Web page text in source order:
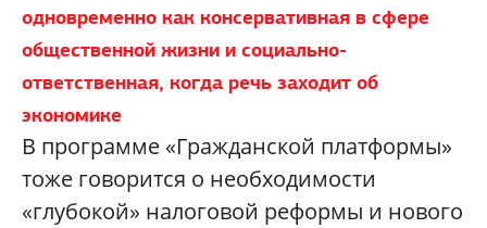
одновременно как консервативная в сфере
общественной жизни и социально-
ответственная, когда речь заходит об
экономике
В программе «Гражданской платформы»
тоже говорится о необходимости
«глубокой» налоговой реформы и нового